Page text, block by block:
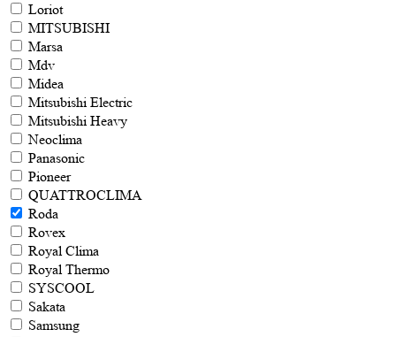
Loriot
MITSUBISHI
Marsa
Mdv
Midea
Mitsubishi Electric
Mitsubishi Heavy
Neoclima
Panasonic
Pioneer
QUATTROCLIMA
Roda
Rovex
Royal Clima
Royal Thermo
SYSCOOL
Sakata
Samsung